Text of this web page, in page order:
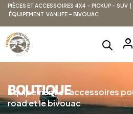
PIÈCES ET ACCESSOIRES 4X4 – PICKUP – SUV |
ÉQUIPEMENT VANLIFE – BIVOUAC
BOUTIQUE
Équipement et accessoires
road et le bivouac